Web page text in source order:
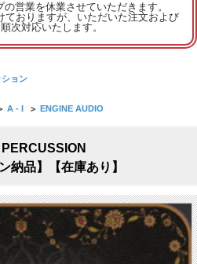
営業を休業させていただきます。
ておりますが、いただいた注文および
次対応いたします。
ション
A - I > ENGINE AUDIO
納品】【在庫あり】